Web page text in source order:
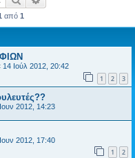
η
από 1
14 Ιούλ 2012, 20:42
1 2 3
2012, 14:23
2012, 17:40
1 2